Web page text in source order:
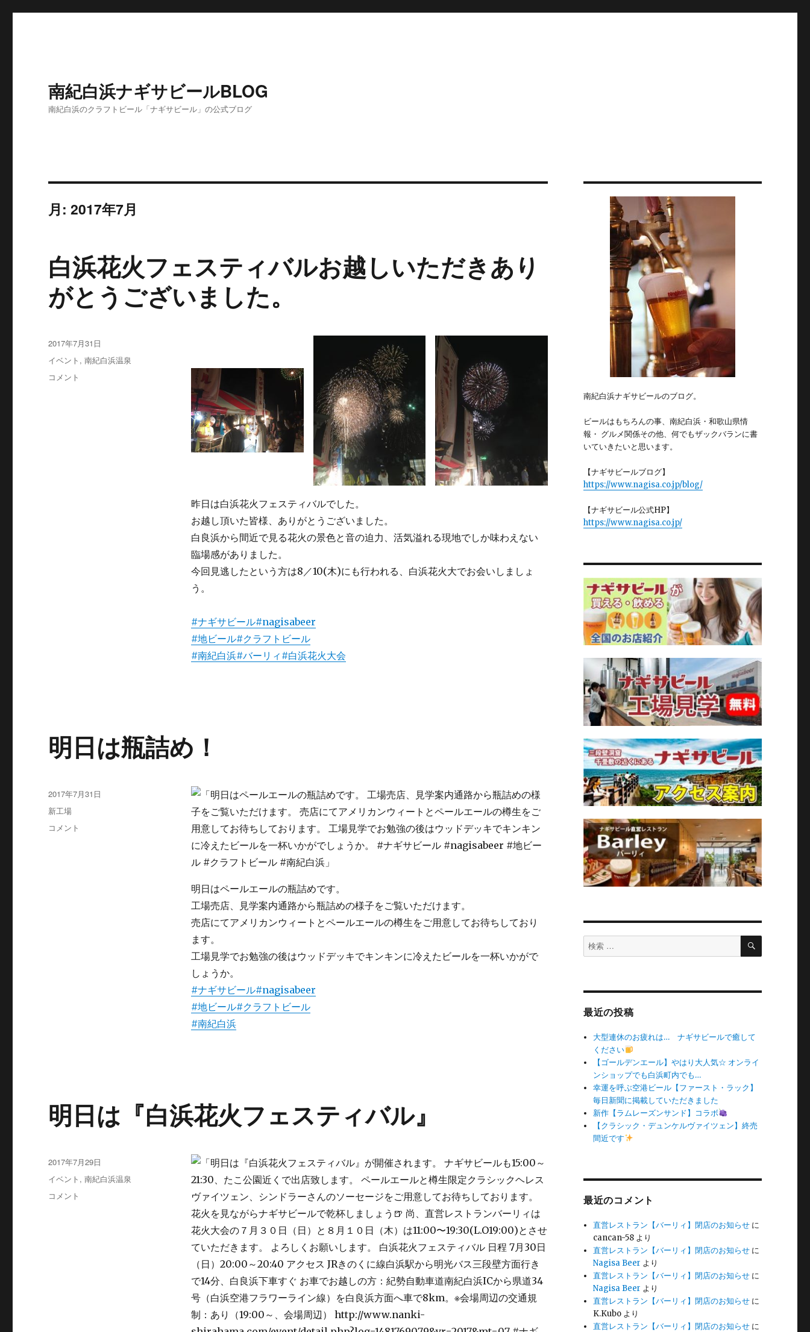
南紀白浜ナギサビールBLOG
南紀白浜のクラフトビール「ナギサビール」の公式ブログ
月:2017年7月
白浜花火フェスティバルお越しいただきあり
がとうございました。
昨日は白浜花火フェスティバルでした。
お越し頂いた皆様、ありがとうございました。
白良浜から間近で見る花火の景色と音の迫力、活気溢れる現地でしか味わえない
臨場感がありました。
今回見逃したという方は8／10(木)にも行われる、白浜花火大でお会いしましょ
う。
#ナギサビール#nagisabeer
#地ビール#クラフトビール
#南紀白浜#バーリィ #白浜花火大会
投
稿
日:
2017年7月31日
カ
ゴ
イベント ,南紀白浜温泉
白
に
コメント
明日は瓶詰め！
明日はペールエールの瓶詰めです。
工場売店、見学案内通路から瓶詰めの様子をご覧いただけます。
売店にてアメリカンウィートとペールエールの樽生をご用意してお待ちしており
ます。
工場見学でお勉強の後はウッドデッキでキンキンに冷えたビールを一杯いかがで
しょうか。
#ナギサビール#nagisabeer
#地ビール#クラフトビール
#南紀白浜
投
稿
日:
2017年7月31日
カ
ゴ
新工場
明
コメント
明日は『白浜花火フェスティバル』
投
稿
日:
2017年7月29日
カ
ゴ
イベント ,南紀白浜温泉
明
コメント
南紀白浜ナギサビールのブログ。
ビールはもちろんの事、南紀白浜・和歌山県情
報・ グルメ関係その他、何でもザックバランに書
いていきたいと思います。
【ナギサビールブログ】
https://www.nagisa.co.jp/blog/
【ナギサビール公式HP】
https://www.nagisa.co.jp/
検
索
検
最近の投稿
大型連休のお疲れは… ナギサビールで癒して
ください
【ゴールデンエール】やはり大人気☆ オンライ
ンショップでも白浜町内でも…
幸運を呼ぶ空港ビール【ファースト・ラック】
毎日新聞に掲載していただきました
新作【ラムレーズンサンド】コラボ
【クラシック・デュンケルヴァイツェン】終売
間近です
最近のコメント
直営レストラン【バーリィ】閉店のお知らせ に
cancan-58 より
直営レストラン【バーリィ】閉店のお知らせ に
Nagisa Beer より
直営レストラン【バーリィ】閉店のお知らせ に
Nagisa Beer より
直営レストラン【バーリィ】閉店のお知らせ に
K.Kubo より
直営レストラン【バーリィ】閉店のお知らせ に